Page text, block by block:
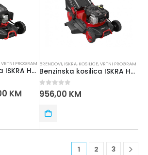
VRTNI PROGRAM
Benzinska kosilica ISKRA HG46SMH-BS500
KM
BRENDOVI, ISKRA, KOSILICE,VRTNI PROGRAM
Benzinska kosilica ISKRA HG48SMH-BS500
0 out of 5
956,00 KM
1 2 3